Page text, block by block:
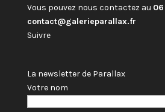
Vous pouvez nous contactez au
contact@galerieparallax.fr
Suivre
La newsletter de Parallax
Votre nom